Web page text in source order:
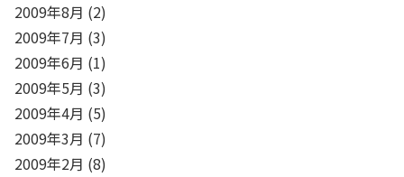
2009年8月 (2)
2009年7月 (3)
2009年6月 (1)
2009年5月 (3)
2009年4月 (5)
2009年3月 (7)
2009年2月 (8)